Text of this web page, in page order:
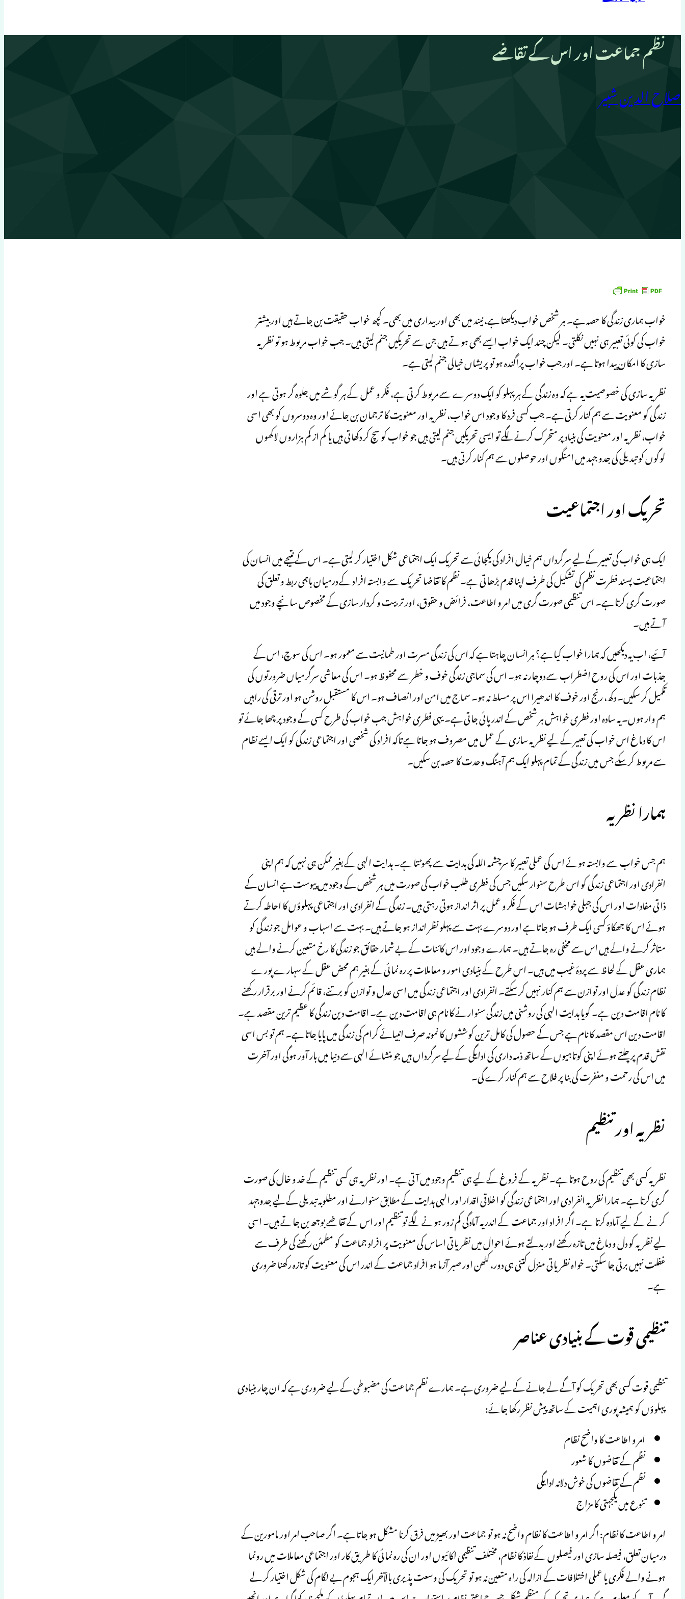
نظم جماعت اور اس کے تقاضے
صلاح الدین شبیر
خواب ہماری زندگی کا حصہ ہے۔ ہر شخص خواب دیکھتا ہے، نیند میں بھی اور بیداری میں بھی۔ کچھ خواب حقیقت بن جاتے ہیں اور بیشتر
خواب کی کوئی تعبیر ہی نہیں نکلتی۔ لیکن چند ایک خواب ایسے بھی ہوتے ہیں جن سے تحریکیں جنم لیتی ہیں۔ جب خواب مربوط ہو تو نظریہ
سازی کا امکان پیدا ہوتا ہے۔ اور جب خواب پراگندہ ہو تو پریشاں خیالی جنم لیتی ہے۔
نظریہ سازی کی خصوصیت یہ ہے کہ وہ زندگی کے ہر پہلو کو ایک دوسرے سے مربوط کرتی ہے، فکر و عمل کے ہر گوشے میں جلوہ گر ہوتی ہے اور
زندگی کو معنویت سے ہم کنار کرتی ہے۔ جب کسی فرد کا وجود اس خواب، نظریہ اور معنویت کا ترجمان بن جائے اور وہ دوسروں کو بھی اسی
خواب، نظریہ اور معنویت کی بنیاد پر متحرک کرنے لگے تو ایسی تحریکیں جنم لیتی ہیں جو خواب کو سچ کر دکھاتی ہیں یا کم از کم ہزاروں لاکھوں
لوگوں کو تبدیلی کی جدو جہد میں امنگوں اور حوصلوں سے ہم کنار کرتی ہیں۔
تحریک اور اجتماعیت
ایک ہی خواب کی تعبیر کے لیے سرگرداں ہم خیال افراد کی یکجائی سے تحریک ایک اجتماعی شکل اختیار کر لیتی ہے۔ اس کے نتیجے میں انسان کی
اجتماعیت پسند فطرت نظم کی تشکیل کی طرف اپنا قدم بڑھاتی ہے۔ نظم کا تقاضا تحریک سے وابستہ افراد کے درمیان باہمی ربط و تعلق کی
صورت گری کرتا ہے۔ اس تنظیمی صورت گری میں امر و اطاعت، فرائض و حقوق، اور تربیت و کردار سازی کے مخصوص سانچے وجود میں
آتے ہیں۔
آئیے، اب یہ دیکھیں کہ ہمارا خواب کیا ہے؟ ہر انسان چاہتا ہے کہ اس کی زندگی مسرت اور طمانیت سے معمور ہو۔ اس کی سوچ، اس کے
جذبات اور اس کی روح اضطراب سے دوچار نہ ہو۔ اس کی سماجی زندگی خوف و خطر سے محفوظ ہو۔ اس کی معاشی سرگرمیاں ضرورتوں کی
تکمیل کر سکیں۔ دکھ، رنج اور خوف کا اندھیرا اس پر مسلط نہ ہو۔ سماج میں امن اور انصاف ہو۔ اس کا مستقبل روشن ہو اور ترقی کی راہیں
ہم وار ہوں۔ یہ سادہ اور فطری خواہش ہر شخص کے اندر پائی جاتی ہے۔ یہی فطری خواہش جب خواب کی طرح کسی کے وجود پر چھا جائے تو
اس کا دماغ اس خواب کی تعبیر کے لیے نظریہ سازی کے عمل میں مصروف ہو جاتا ہے تاکہ افراد کی شخصی اور اجتماعی زندگی کو ایک ایسے نظام
سے مربوط کر سکے جس میں زندگی کے تمام پہلو ایک ہم آہنگ وحدت کا حصہ بن سکیں۔
ہمارا نظریہ
ہم جس خواب سے وابستہ ہوئے اس کی عملی تعبیر کا سرچشمہ اللہ کی ہدایت سے پھوٹتا ہے۔ ہدایت الہی کے بغیر ممکن ہی نہیں کہ ہم اپنی
انفرادی اور اجتماعی زندگی کو اس طرح سنوار سکیں جس کی فطری طلب خواب کی صورت میں ہر شخص کے وجود میں پیوست ہے انسان کے
ذاتی مفادات اور اس کی جبلی خواہشات اس کے فکر و عمل پر اثر انداز ہوتی رہتی ہیں۔ زندگی کے انفرادی اور اجتماعی پہلوؤں کا احاطہ کرتے
ہوئے اس کا جھکاؤ کسی ایک طرف ہو جاتا ہے اور دوسرے بہت سے پہلو نظر انداز ہو جاتے ہیں۔ بہت سے اسباب و عوامل جو زندگی کو
متاثر کرنے والے ہیں اس سے مخفی رہ جاتے ہیں۔ ہمارے وجود اور اس کائنات کے بے شمار حقائق جو زندگی کا رخ متعین کرنے والے ہیں
ہماری عقل کے لحاظ سے پردۂ غیب میں ہیں۔ اس طرح کے بنیادی امور و معاملات پر رہ نمائی کے بغیر ہم محض عقل کے سہارے پورے
نظام زندگی کو عدل اور توازن سے ہم کنار نہیں کر سکتے۔ انفرادی اور اجتماعی زندگی میں اسی عدل و توازن کو برتنے، قائم کرنے اور برقرار رکھنے
کا نام اقامت دین ہے۔ گویا ہدایت الہی کی روشنی میں زندگی سنوارنے کا نام ہی اقامت دین ہے۔ اقامت دین زندگی کا عظیم ترین مقصد ہے۔
اقامت دین اس مقصد کا نام ہے جس کے حصول کی کامل ترین کوششوں کا نمونہ صرف انبیائے کرام کی زندگی میں پایا جاتا ہے۔ ہم تو بس اسی
نقش قدم پر چلتے ہوئے اپنی کوتاہیوں کے ساتھ ذمہ داری کی ادایگی کے لیے سرگرداں ہیں جو منشائے الہی سے دنیا میں بار آور ہوگی اور آخرت
میں اس کی رحمت و مغفرت کی بنا پر فلاح سے ہم کنار کرے گی۔
نظریہ اور تنظیم
نظریہ کسی بھی تنظیم کی روح ہوتا ہے۔ نظریہ کے فروغ کے لیے ہی تنظیم وجود میں آتی ہے۔ اور نظریہ ہی کسی تنظیم کے خد و خال کی صورت
گری کرتا ہے۔ ہمارا نظریہ انفرادی اور اجتماعی زندگی کو اخلاقی اقدار اور الہی ہدایت کے مطابق سنوارنے اور مطلوبہ تبدیلی کے لیے جدوجہد
کرنے کے لیے آمادہ کرتا ہے۔ اگر افراد اور جماعت کے اندر یہ آمادگی کم زور ہونے لگے تو تنظیم اور اس کے تقاضے بوجھ بن جاتے ہیں۔ اسی
لیے نظریہ کو دل و دماغ میں تازہ رکھنے اور بدلتے ہوئے احوال میں نظریاتی اساس کی معنویت پر افراد جماعت کو مطمئن رکھنے کی طرف سے
غفلت نہیں برتی جا سکتی۔ خواہ نظریاتی منزل کتنی ہی دور، کٹھن اور صبر آزما ہو افراد جماعت کے اندر اس کی معنویت کو تازہ رکھنا ضروری
ہے۔
تنظیمی قوت کے بنیادی عناصر
تنظیمی قوت کسی بھی تحریک کو آگے لے جانے کے لیے ضروری ہے۔ ہمارے نظم جماعت کی مضبوطی کے لیے ضروری ہے کہ ان چار بنیادی
پہلوؤں کو ہمیشہ پوری اہمیت کے ساتھ پیش نظر رکھا جائے:
امر و اطاعت کا واضح نظام
نظم کے تقاضوں کا شعور
نظم کے تقاضوں کی خوش دلانہ ادایگی
تنوع میں یکجہتی کا مزاج
امر و اطاعت کا نظام: اگر امر و اطاعت کا نظام واضح نہ ہو تو جماعت اور بھیڑ میں فرق کرنا مشکل ہو جاتا ہے۔ اگر صاحب امر اور مامورین کے
درمیان تعلق، فیصلہ سازی اور فیصلوں کے نفاذ کا نظام، مختلف تنظیمی اکائیوں اور ان کی رہ نمائی کا طریق کار اور اجتماعی معاملات میں رونما
ہونے والے فکری یا عملی اختلافات کے ازالہ کی راہ متعین نہ ہو تو تحریک کی وسعت پذیری بالآخر ایک ہجوم بے لگام کی شکل اختیار کر لے